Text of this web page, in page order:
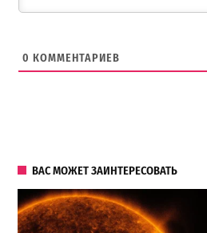
0 КОММЕНТАРИЕВ
ВАС МОЖЕТ ЗАИНТЕРЕСОВАТЬ